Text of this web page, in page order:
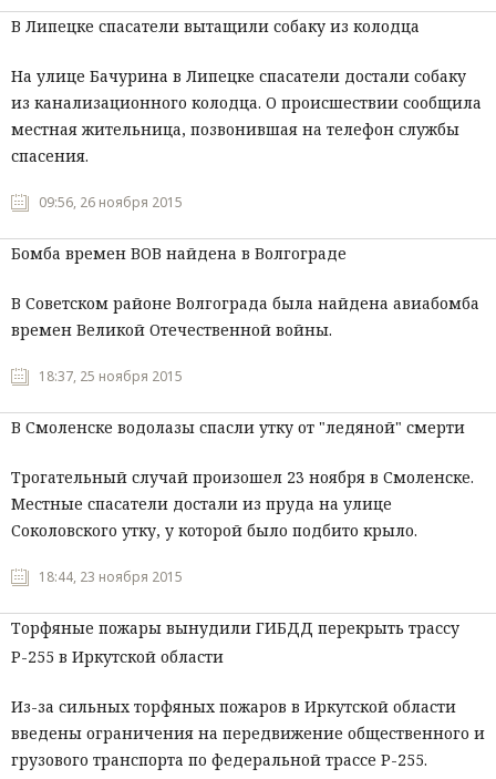
В Липецке спасатели вытащили собаку из колодца
На улице Бачурина в Липецке спасатели достали собаку
из канализационного колодца. О происшествии сообщила
местная жительница, позвонившая на телефон службы
спасения.
09:56, 26 ноября 2015
Бомба времен ВОВ найдена в Волгограде
В Советском районе Волгограда была найдена авиабомба
времен Великой Отечественной войны.
18:37, 25 ноября 2015
В Смоленске водолазы спасли утку от "ледяной" смерти
Трогательный случай произошел 23 ноября в Смоленске.
Местные спасатели достали из пруда на улице
Соколовского утку, у которой было подбито крыло.
18:44, 23 ноября 2015
Торфяные пожары вынудили ГИБДД перекрыть трассу
Р-255 в Иркутской области
Из-за сильных торфяных пожаров в Иркутской области
введены ограничения на передвижение общественного и
грузового транспорта по федеральной трассе Р-255.